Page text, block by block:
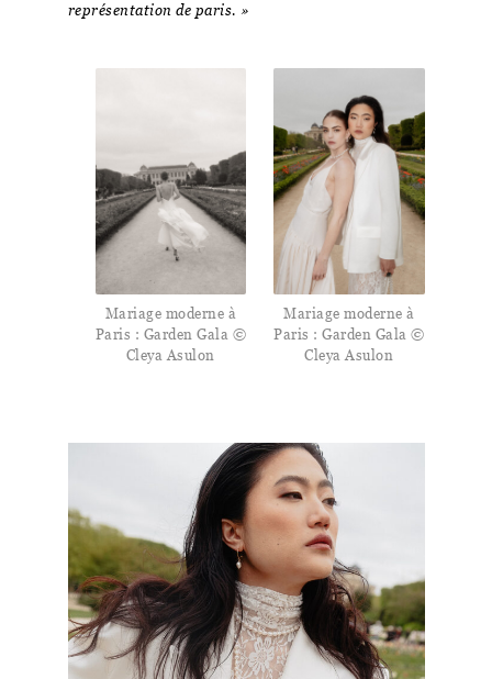
représentation de paris. »
Mariage moderne à
Paris : Garden Gala ©
Cleya Asulon
Mariage moderne à
Paris : Garden Gala ©
Cleya Asulon